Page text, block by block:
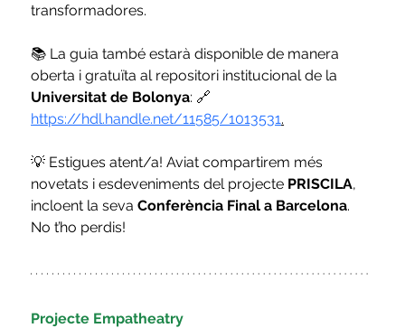
transformadores.
📚 La guia també estarà disponible de manera
oberta i gratuïta al repositori institucional de la
Universitat de Bolonya: 🔗
https://hdl.handle.net/11585/1013531.
💡 Estigues atent/a! Aviat compartirem més
novetats i esdeveniments del projecte PRISCILA,
incloent la seva Conferència Final a Barcelona.
No t’ho perdis!
Projecte Empatheatry